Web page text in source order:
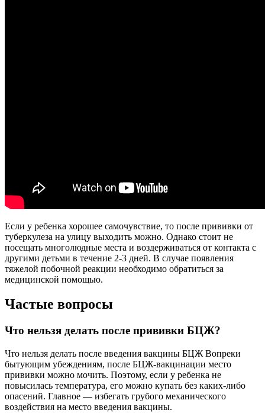
Если у ребенка хорошее самочувствие, то после прививки от
туберкулеза на улицу выходить можно. Однако стоит не
посещать многолюдные места и воздерживаться от контакта с
другими детьми в течение 2-3 дней. В случае появления
тяжелой побочной реакции необходимо обратиться за
медицинской помощью.
Частые вопросы
Что нельзя делать после прививки БЦЖ?
Что нельзя делать после введения вакцины БЦЖ Вопреки
бытующим убеждениям, после БЦЖ-вакцинации место
прививки можно мочить. Поэтому, если у ребенка не
повысилась температура, его можно купать без каких-либо
опасений. Главное — избегать грубого механического
воздействия на место введения вакцины.